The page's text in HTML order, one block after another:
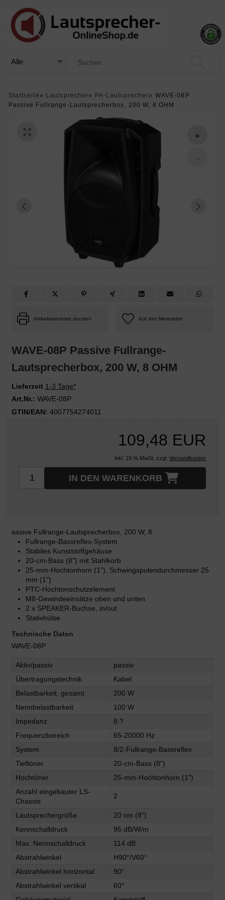
Startseite » Lautsprecher» PA-Lautsprecher» WAVE-08P
Passive Fullrange-Lautsprecherbox, 200 W, 8 OHM
Artikeldatenblatt drucken
WAVE-08P Passive Fullrange-
Lautsprecherbox, 200 W, 8 OHM
Lieferzeit 1-3 Tage*
Art.Nr.: WAVE-08P
GTIN/EAN: 4007754274011
109,48 EUR
inkl. 19 % MwSt. zzgl. Versandkosten
IN DEN WARENKORB
assive Fullrange-Lautsprecherbox, 200 W, 8
Fullrange-Bassreflex-System
Stabiles Kunststoffgehäuse
20-cm-Bass (8") mit Stahlkorb
25-mm-Hochtonhorn (1"), Schwingspulendurchmesser 25
mm (1")
PTC-Hochtonschutzelement
M8-Gewindeeinsätze oben und unten
2 x SPEAKER-Buchse, in/out
Stativhülse
Technische Daten
WAVE-08P
Aktiv/passiv
passiv
Übertragungstechnik
Kabel
Belastbarkeit, gesamt
200 W
Nennbelastbarkeit
100 W
Impedanz
8 ?
Frequenzbereich
65-20000 Hz
System
8/2-Fullrange-Bassreflex
Tieftöner
20-cm-Bass (8")
Hochtöner
25-mm-Hochtonhorn (1")
Anzahl eingebauter LS-
Chassis
2
Lautsprechergröße
20 cm (8")
Kennschalldruck
95 dB/W/m
Max. Nennschalldruck
114 dB
Abstrahlwinkel
H90°/V60°
Abstrahlwinkel horizontal
90°
Abstrahlwinkel vertikal
60°